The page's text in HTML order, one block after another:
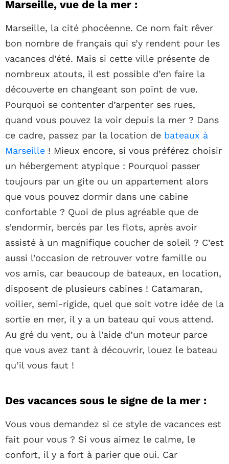
Marseille, vue de la mer :
Marseille, la cité phocéenne. Ce nom fait rêver
bon nombre de français qui s’y rendent pour les
vacances d’été. Mais si cette ville présente de
nombreux atouts, il est possible d’en faire la
découverte en changeant son point de vue.
Pourquoi se contenter d’arpenter ses rues,
quand vous pouvez la voir depuis la mer ? Dans
ce cadre, passez par la location de bateaux à
Marseille ! Mieux encore, si vous préférez choisir
un hébergement atypique : Pourquoi passer
toujours par un gite ou un appartement alors
que vous pouvez dormir dans une cabine
confortable ? Quoi de plus agréable que de
s’endormir, bercés par les flots, après avoir
assisté à un magnifique coucher de soleil ? C’est
aussi l’occasion de retrouver votre famille ou
vos amis, car beaucoup de bateaux, en location,
disposent de plusieurs cabines ! Catamaran,
voilier, semi-rigide, quel que soit votre idée de la
sortie en mer, il y a un bateau qui vous attend.
Au gré du vent, ou à l’aide d’un moteur parce
que vous avez tant à découvrir, louez le bateau
qu’il vous faut !
Des vacances sous le signe de la mer :
Vous vous demandez si ce style de vacances est
fait pour vous ? Si vous aimez le calme, le
confort, il y a fort à parier que oui. Car